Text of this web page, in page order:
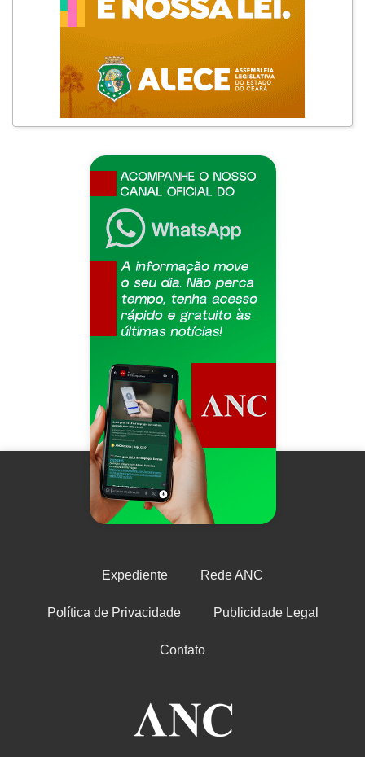
Expediente Rede ANC
Política de Privacidade Publicidade Legal
Contato